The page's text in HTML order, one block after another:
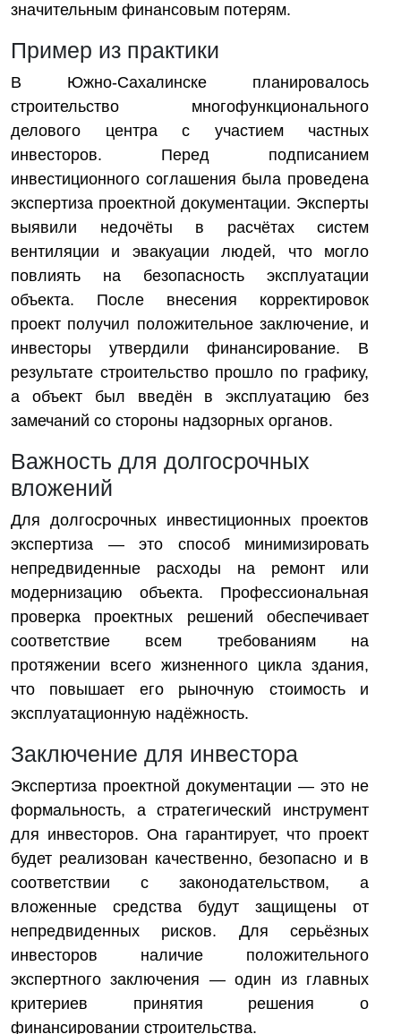
значительным финансовым потерям.
Пример из практики
В Южно-Сахалинске планировалось
строительство многофункционального
делового центра с участием частных
инвесторов. Перед подписанием
инвестиционного соглашения была проведена
экспертиза проектной документации. Эксперты
выявили недочёты в расчётах систем
вентиляции и эвакуации людей, что могло
повлиять на безопасность эксплуатации
объекта. После внесения корректировок
проект получил положительное заключение, и
инвесторы утвердили финансирование. В
результате строительство прошло по графику,
а объект был введён в эксплуатацию без
замечаний со стороны надзорных органов.
Важность для долгосрочных
вложений
Для долгосрочных инвестиционных проектов
экспертиза — это способ минимизировать
непредвиденные расходы на ремонт или
модернизацию объекта. Профессиональная
проверка проектных решений обеспечивает
соответствие всем требованиям на
протяжении всего жизненного цикла здания,
что повышает его рыночную стоимость и
эксплуатационную надёжность.
Заключение для инвестора
Экспертиза проектной документации — это не
формальность, а стратегический инструмент
для инвесторов. Она гарантирует, что проект
будет реализован качественно, безопасно и в
соответствии с законодательством, а
вложенные средства будут защищены от
непредвиденных рисков. Для серьёзных
инвесторов наличие положительного
экспертного заключения — один из главных
критериев принятия решения о
финансировании строительства.